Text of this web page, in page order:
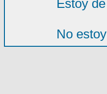
Estoy
No